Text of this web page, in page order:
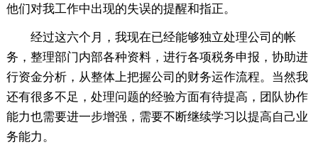
他们对我工作中出现的失误的提醒和指正。
经过这六个月，我现在已经能够独立处理公司的帐
务，整理部门内部各种资料，进行各项税务申报，协助进
行资金分析，从整体上把握公司的财务运作流程。当然我
还有很多不足，处理问题的经验方面有待提高，团队协作
能力也需要进一步增强，需要不断继续学习以提高自己业
务能力。